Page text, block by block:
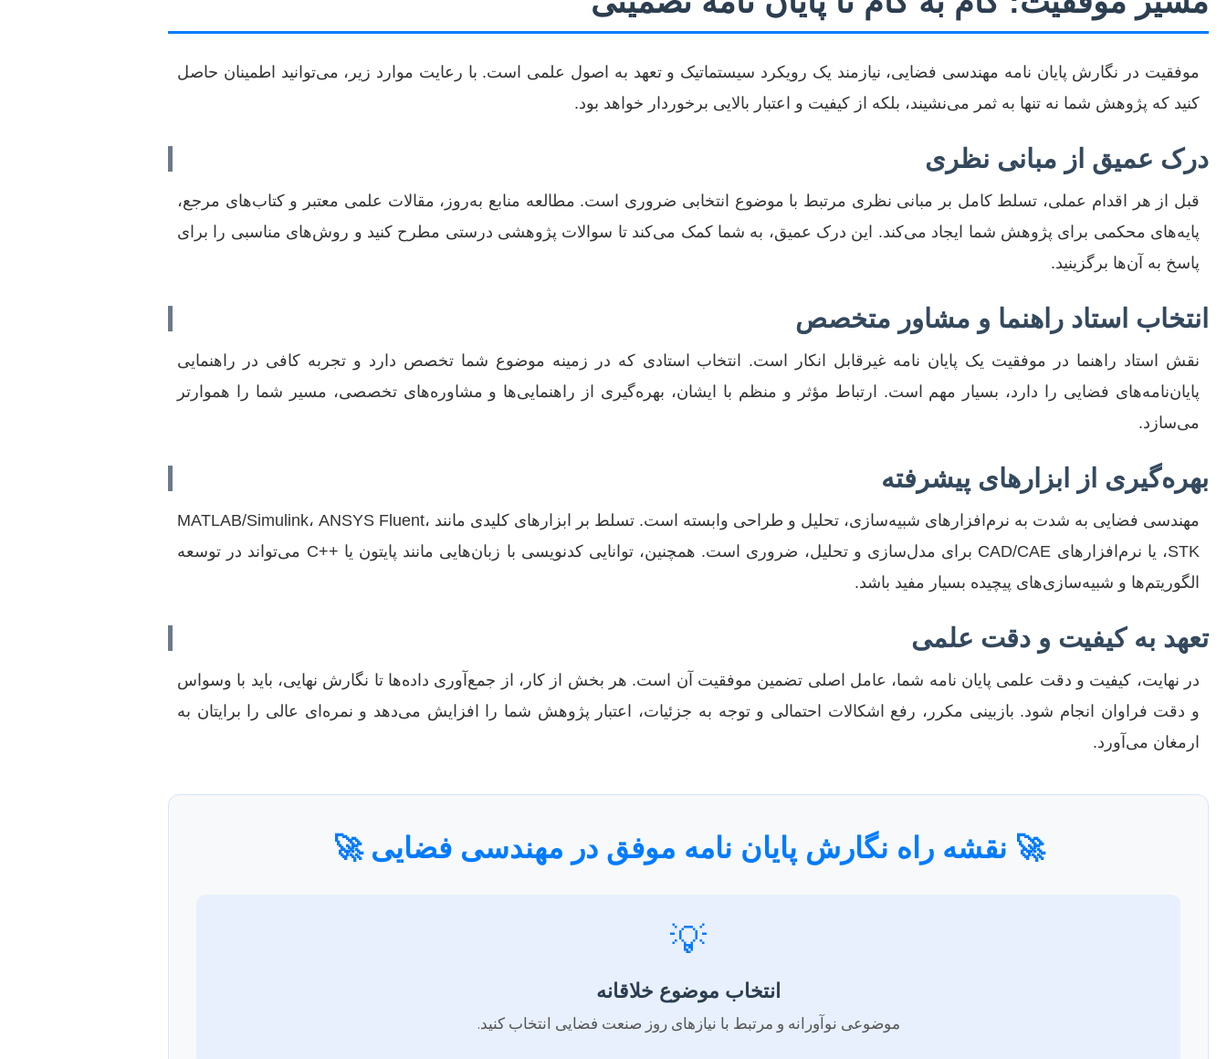
موفقیت در نگارش پایان نامه مهندسی فضایی، نیازمند یک رویکرد سیستماتیک و تعهد به اصول علمی است. با رعایت موارد زیر، می‌توانید اطمینان حاصل
کنید که پژوهش شما نه تنها به ثمر می‌نشیند، بلکه از کیفیت و اعتبار بالایی برخوردار خواهد بود.
درک عمیق از مبانی نظری
قبل از هر اقدام عملی، تسلط کامل بر مبانی نظری مرتبط با موضوع انتخابی ضروری است. مطالعه منابع به‌روز، مقالات علمی معتبر و کتاب‌های مرجع،
پایه‌های محکمی برای پژوهش شما ایجاد می‌کند. این درک عمیق، به شما کمک می‌کند تا سوالات پژوهشی درستی مطرح کنید و روش‌های مناسبی را برای
پاسخ به آن‌ها برگزینید.
انتخاب استاد راهنما و مشاور متخصص
نقش استاد راهنما در موفقیت یک پایان نامه غیرقابل انکار است. انتخاب استادی که در زمینه موضوع شما تخصص دارد و تجربه کافی در راهنمایی
پایان‌نامه‌های فضایی را دارد، بسیار مهم است. ارتباط مؤثر و منظم با ایشان، بهره‌گیری از راهنمایی‌ها و مشاوره‌های تخصصی، مسیر شما را هموارتر
می‌سازد.
بهره‌گیری از ابزارهای پیشرفته
مهندسی فضایی به شدت به نرم‌افزارهای شبیه‌سازی، تحلیل و طراحی وابسته است. تسلط بر ابزارهای کلیدی مانند MATLAB/Simulink، ANSYS Fluent،
STK، یا نرم‌افزارهای CAD/CAE برای مدل‌سازی و تحلیل، ضروری است. همچنین، توانایی کدنویسی با زبان‌هایی مانند پایتون یا ++C می‌تواند در توسعه
الگوریتم‌ها و شبیه‌سازی‌های پیچیده بسیار مفید باشد.
تعهد به کیفیت و دقت علمی
در نهایت، کیفیت و دقت علمی پایان نامه شما، عامل اصلی تضمین موفقیت آن است. هر بخش از کار، از جمع‌آوری داده‌ها تا نگارش نهایی، باید با وسواس
و دقت فراوان انجام شود. بازبینی مکرر، رفع اشکالات احتمالی و توجه به جزئیات، اعتبار پژوهش شما را افزایش می‌دهد و نمره‌ای عالی را برایتان به
ارمغان می‌آورد.
🚀 نقشه راه نگارش پایان نامه موفق در مهندسی فضایی 🚀
💡
انتخاب موضوع خلاقانه
موضوعی نوآورانه و مرتبط با نیازهای روز صنعت فضایی انتخاب کنید.